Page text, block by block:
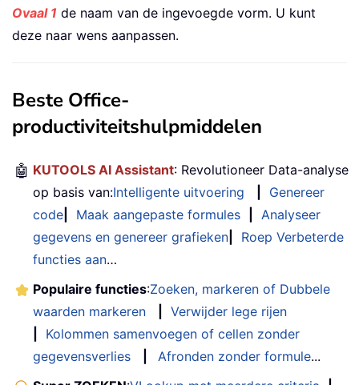
Ovaal 1 de naam van de ingevoegde vorm. U kunt
deze naar wens aanpassen.
Beste Office-
productiviteitshulpmiddelen
🤖 KUTOOLS AI Assistant: Revolutioneer Data-analyse
op basis van:Intelligente uitvoering
Genereer
code
Maak aangepaste formules
Analyseer
gegevens en genereer grafieken
Roep Verbeterde
functies aan…
Populaire functies:Zoeken, markeren of Dubbele
waarden markeren
Verwijder lege rijen
Kolommen samenvoegen of cellen zonder
gegevensverlies
Afronden zonder formule...